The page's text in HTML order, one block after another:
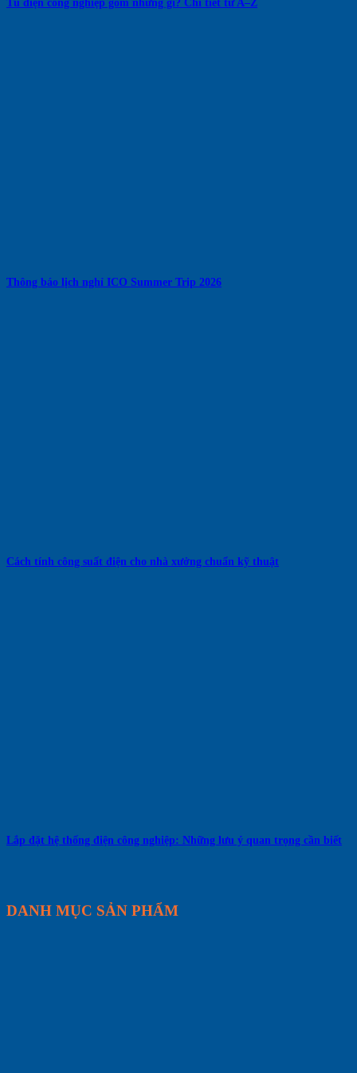
Tủ điện công nghiệp gồm những gì? Chi tiết từ A–Z
Thông báo lịch nghỉ ICO Summer Trip 2026
Cách tính công suất điện cho nhà xưởng chuẩn kỹ thuật
Lắp đặt hệ thống điện công nghiệp: Những lưu ý quan trọng cần biết
DANH MỤC SẢN PHẨM